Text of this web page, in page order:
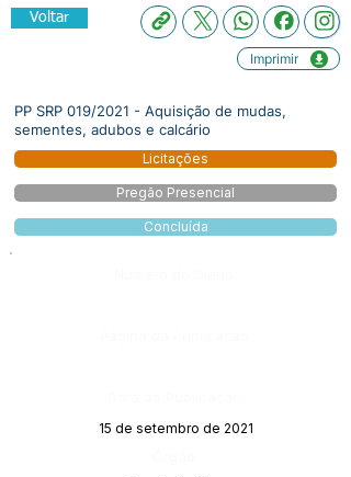
Voltar
Imprimir
PP SRP 019/2021 - Aquisição de mudas,
sementes, adubos e calcário
Licitações
Pregão Presencial
Concluída
15 de setembro de 2021